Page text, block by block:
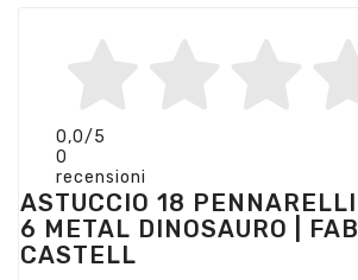
0,0/5
0
recensioni
ASTUCCIO 18
6 METAL DINOSAURO |
CASTELL